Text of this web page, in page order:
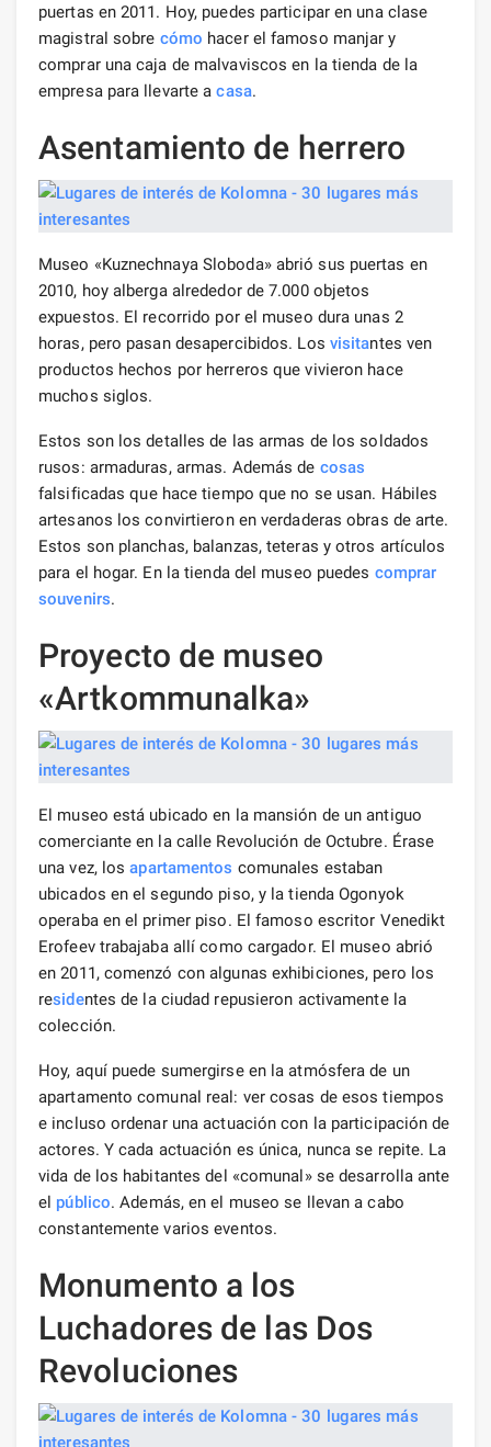
puertas en 2011. Hoy, puedes participar en una clase
magistral sobre cómo hacer el famoso manjar y
comprar una caja de malvaviscos en la tienda de la
empresa para llevarte acasa.
Asentamiento de herrero
Museo «Kuznechnaya Sloboda» abrió sus puertas en
2010, hoy alberga alrededor de 7.000 objetos
expuestos. El recorrido por el museo dura unas 2
horas, pero pasan desapercibidos. Los visitantes ven
productos hechos por herreros que vivieron hace
muchos siglos.
Estos son los detalles de las armas de los soldados
rusos: armaduras, armas. Además de cosas
falsificadas que hace tiempo que no se usan. Hábiles
artesanos los convirtieron en verdaderas obras de arte.
Estos son planchas, balanzas, teteras y otros artículos
para el hogar. En la tienda del museo puedes comprar
souvenirs.
Proyecto de museo
«Artkommunalka»
El museo está ubicado en la mansión de un antiguo
comerciante en la calle Revolución de Octubre. Érase
una vez, losapartamentos comunales estaban
ubicados en el segundo piso, y la tienda Ogonyok
operaba en el primer piso. El famoso escritor Venedikt
Erofeev trabajaba allí como cargador. El museo abrió
en 2011, comenzó con algunas exhibiciones, pero los
residentes de la ciudad repusieron activamente la
colección.
Hoy, aquí puede sumergirse en la atmósfera de un
apartamento comunal real: ver cosas de esos tiempos
e incluso ordenar una actuación con la participación de
actores. Y cada actuación es única, nunca se repite. La
vida de los habitantes del «comunal» se desarrolla ante
el público. Además, en el museo se llevan a cabo
constantemente varios eventos.
Monumento a los
Luchadores de las Dos
Revoluciones